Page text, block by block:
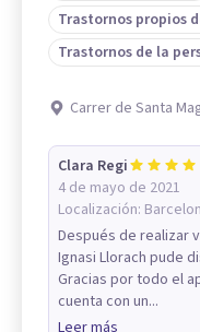
Trastornos propios
Trastornos de la
Carrer de Santa
Clara Regi
4 de mayo de 2021
Localización:
Después de realizar
Ignasi Llorach pude
Gracias por todo el
cuenta con un...